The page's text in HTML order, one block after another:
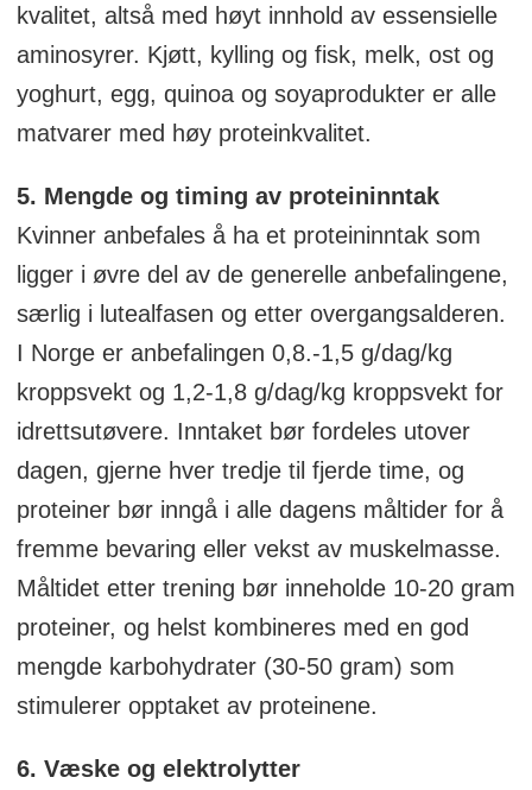
kvalitet, altså med høyt innhold av essensielle
aminosyrer. Kjøtt, kylling og fisk, melk, ost og
yoghurt, egg, quinoa og soyaprodukter er alle
matvarer med høy proteinkvalitet.
5. Mengde og timing av proteininntak
Kvinner anbefales å ha et proteininntak som
ligger i øvre del av de generelle anbefalingene,
særlig i lutealfasen og etter overgangsalderen.
I Norge er anbefalingen 0,8.-1,5 g/dag/kg
kroppsvekt og 1,2-1,8 g/dag/kg kroppsvekt for
idrettsutøvere. Inntaket bør fordeles utover
dagen, gjerne hver tredje til fjerde time, og
proteiner bør inngå i alle dagens måltider for å
fremme bevaring eller vekst av muskelmasse.
Måltidet etter trening bør inneholde 10-20 gram
proteiner, og helst kombineres med en god
mengde karbohydrater (30-50 gram) som
stimulerer opptaket av proteinene.
6. Væske og elektrolytter